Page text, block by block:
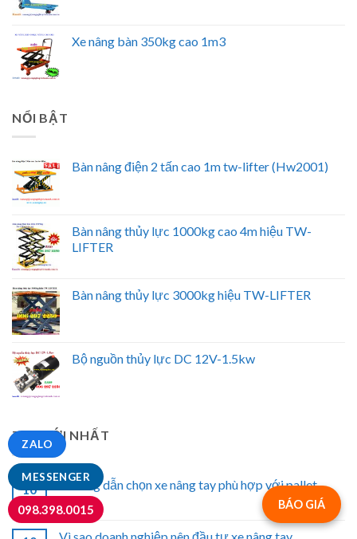
MESSENGER
ZALO
098.398.0015
Xe nâng bàn 350kg cao 1m3
NỔI BẬT
Bàn nâng điện 2 tấn cao 1m tw-lifter (Hw2001)
Bàn nâng thủy lực 1000kg cao 4m hiệu TW-
LIFTER
Bàn nâng thủy lực 3000kg hiệu TW-LIFTER
Bộ nguồn thủy lực DC 12V-1.5kw
TIN MỚI NHẤT
10 Hướng dẫn chọn xe nâng tay phù hợp với pallet
BÁO GIÁ